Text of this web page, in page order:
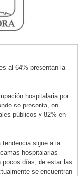
al 64% presentan la
hospitalaria por
se presenta, en
públicos y 82% en
tendencia sigue a la
hospitalarias
pocos días, de estar las
se encuentran